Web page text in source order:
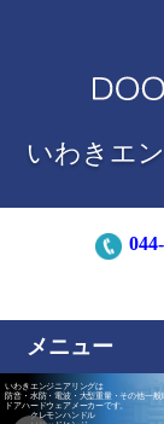
いわきエ
メニュー